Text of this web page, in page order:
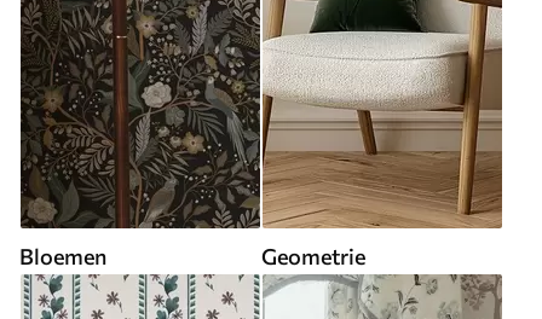
Bloemen Geometrie